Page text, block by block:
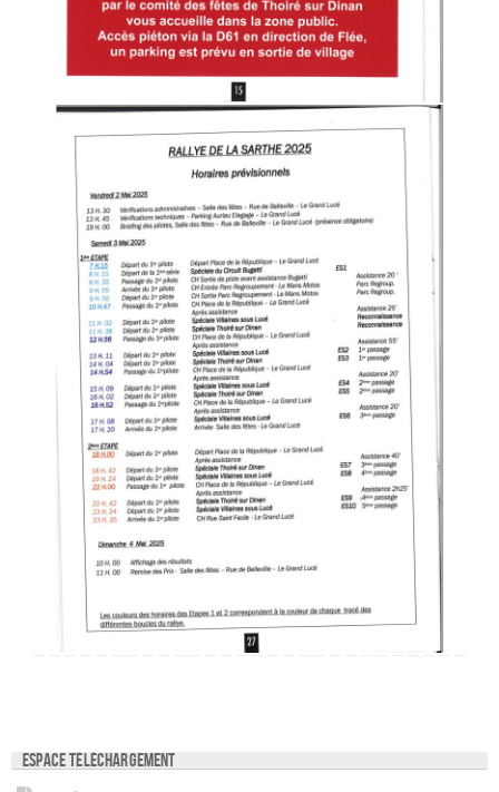
Espace téléchargement